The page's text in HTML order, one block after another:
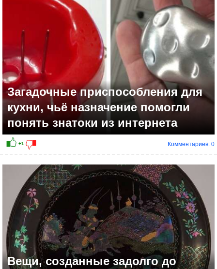
+2
Загадочные приспособления для
кухни, чьё назначение помогли
понять знатоки из интернета
Комментариев: 0
Вещи, созданные задолго до